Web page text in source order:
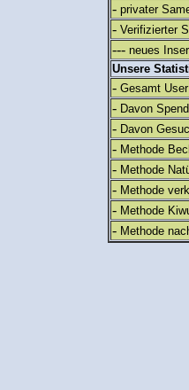
- privater
- Verifizierter
--- neues
Unsere
- Gesamt
- Davon
- Davon
- Methode
- Methode
- Methode
- Methode
- Methode